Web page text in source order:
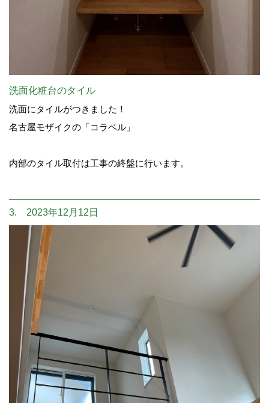
洗面化粧台のタイル
洗面にタイルがつきました！
名古屋モザイクの「コラベル」
内部のタイル取付は工事の終盤に行います。
3. 2023年12月12日